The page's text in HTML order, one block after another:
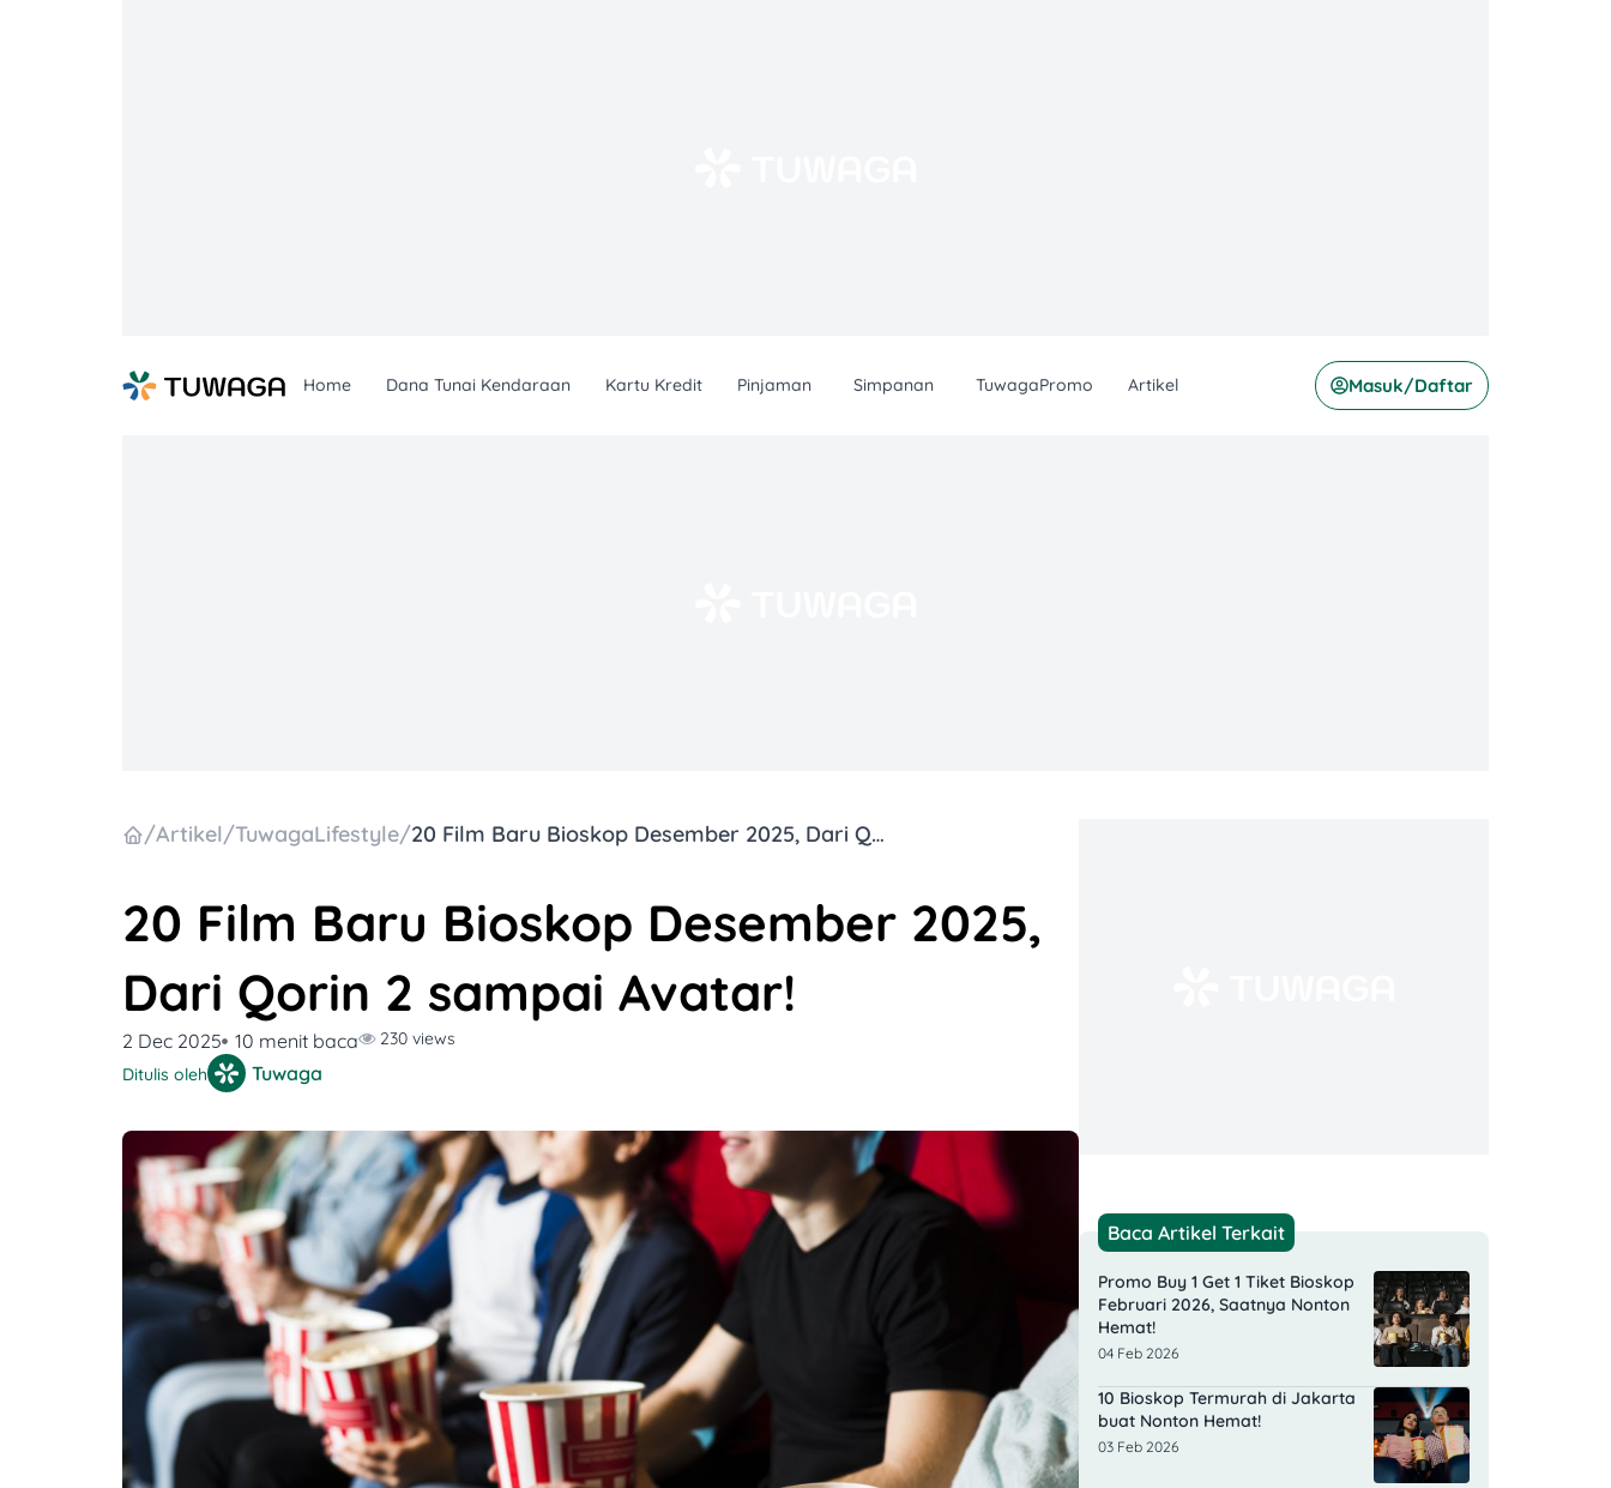
Home Dana Tunai Kendaraan Kartu Kredit Pinjaman Simpanan TuwagaPromo Artikel Masuk/Daftar
/Artikel/TuwagaLifestyle/ 20 Film Baru Bioskop Desember 2025, Dari Qorin 2 sampai Avatar!
20 Film Baru Bioskop Desember 2025,
Dari Qorin 2 sampai Avatar!
2 Dec 2025 10 menit baca
230 views
Ditulis oleh
Tuwaga
Baca Artikel Terkait
Promo Buy 1 Get 1 Tiket Bioskop
Februari 2026, Saatnya Nonton
Hemat!
04 Feb 2026
10 Bioskop Termurah di Jakarta
buat Nonton Hemat!
03 Feb 2026